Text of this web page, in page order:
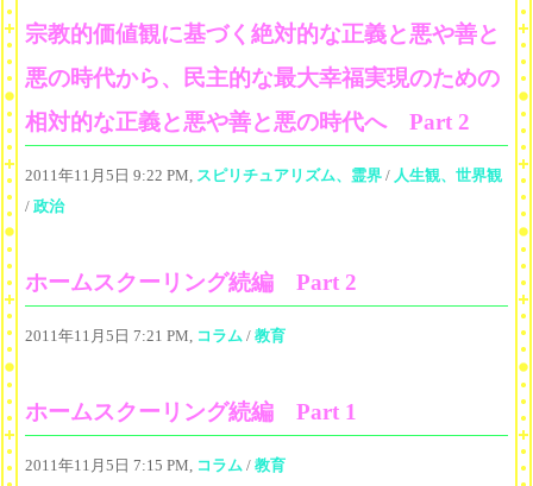
宗教的価値観に基づく絶対的な正義と悪や善と
悪の時代から、民主的な最大幸福実現のための
相対的な正義と悪や善と悪の時代へ Part 2
2011年11月5日 9:22 PM, スピリチュアリズム、霊界 / 人生観、世界観
/ 政治
ホームスクーリング続編 Part 2
2011年11月5日 7:21 PM, コラム / 教育
ホームスクーリング続編 Part 1
2011年11月5日 7:15 PM, コラム / 教育